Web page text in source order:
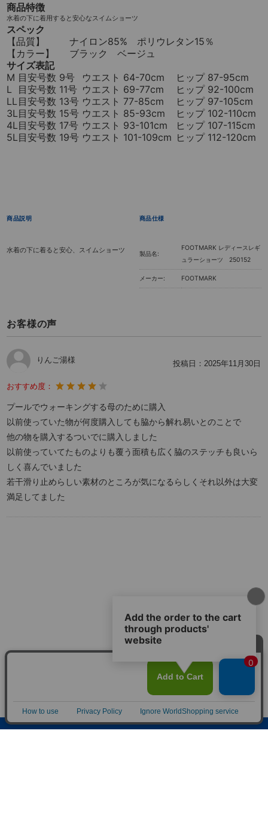
商品特徴
水着の下に着用すると安心なスイムショーツ
スペック
【品質】
ナイロン85% ポリウレタン15％
【カラー】
ブラック ベージュ
サイズ表記
M 目安号数 9号 ウエスト 64-70cm
ヒップ 87-95cm
L
目安号数 11号 ウエスト 69-77cm
ヒップ 92-100cm
LL 目安号数 13号 ウエスト 77-85cm
ヒップ 97-105cm
3L目安号数 15号 ウエスト 85-93cm
ヒップ 102-110cm
4L目安号数 17号 ウエスト 93-101cm
ヒップ 107-115cm
5L目安号数 19号 ウエスト 101-109cm ヒップ 112-120cm
商品説明
水着の下に着ると安心、スイムショーツ
商品仕様
製品名:
FOOTMARK レディースレギ
ュラーショーツ 250152
メーカー: FOOTMARK
お客様の声
りんご湯様 投稿日： 2025年11月30日
おすすめ度：
プールでウォーキングする母のために購入
以前使っていた物が何度購入しても脇から解れ易いとのことで
他の物を購入するついでに購入しました
以前使っていてたものよりも覆う面積も広く脇のステッチも良いら
しく喜んでいました
若干滑り止めらしい素材のところが気になるらしくそれ以外は大変
満足してました